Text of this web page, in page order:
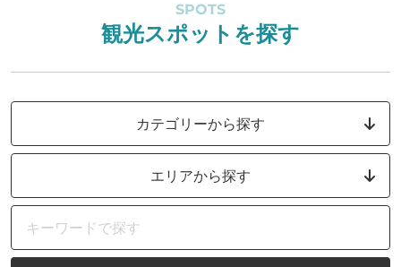
SPOTS
観光スポットを探す
カテゴリーから探す
エリアから探す